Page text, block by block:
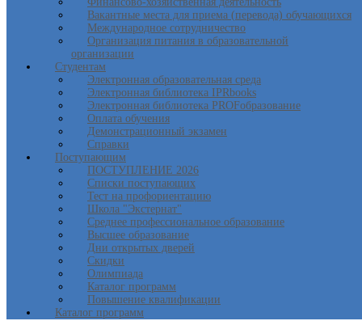
Вакантные места для приема (перевода) обучающихся
Международное сотрудничество
Организация питания в образовательной
организации
Студентам
Электронная образовательная среда
Электронная библиотека IPRbooks
Электронная библиотека PROFобразование
Оплата обучения
Демонстрационный экзамен
Справки
Поступающим
ПОСТУПЛЕНИЕ 2026
Списки поступающих
Тест на профориентацию
Школа "Экстернат"
Среднее профессиональное образование
Высшее образование
Дни открытых дверей
Скидки
Олимпиада
Каталог программ
Повышение квалификации
Каталог программ